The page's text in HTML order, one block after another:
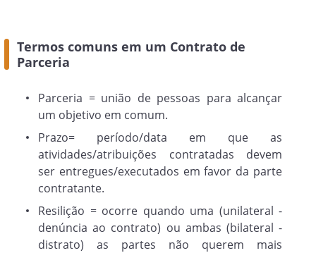
Na hipótese de rescisão em função do
descumprimento de qualquer uma das
por qualquer uma das Partes, após a
concessão do prazo de 03 (três) dias úteis
para a resolução da infração, não
havendo êxito será aplicado à parte
infratora o pagamento de multa
correspondente a percentual de 10% (dez
sem prejuízo de indenização ou
reparação por eventuais perdas e danos.
Termos comuns em um Contrato de
Parceria
Parceria = união de pessoas para alcançar
um objetivo em comum.
Prazo= período/data em que as
atividades/atribuições contratadas devem
ser entregues/executados em favor da parte
contratante.
Resilição = ocorre quando uma (unilateral -
denúncia ao contrato) ou ambas (bilateral -
distrato) as partes não querem mais